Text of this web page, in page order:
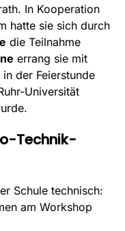
(IBO)
(IJSO)
In Kooperation
hatte sie sich durch
die Teilnahme
errang sie mit
in der Feierstunde
Universität
Technik-
Schule technisch:
am Workshop